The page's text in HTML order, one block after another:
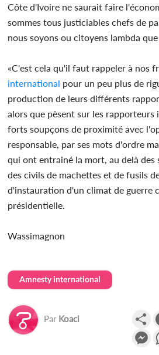
Côte d'Ivoire ne saurait faire
sommes tous justiciables chefs de
nous soyons ou citoyens lambda
«C'est cela qu'il faut rappeler à nos
international pour un peu plus de
production de leurs différents
alors que pèsent sur les rapporteurs
forts soupçons de proximité avec
responsable, par ses mots d'ordre
qui ont entrainé la mort, au delà des
des civils de machettes et de fusils
d'instauration d'un climat de guerre
présidentielle.
Wassimagnon
Amnesty international
Par Koaci